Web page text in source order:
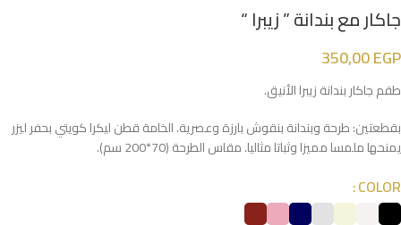
جاكار مع بندانة ” زيبرا “
350,00EGP
طقم جاكار بندانة زيبرا الأنيق.
بقطعتين: طرحة وبندانة بنقوش بارزة وعصرية. الخامة قطن ليكرا كويتي بحفر ليزر
يمنحها ملمسا مميزا وثباتا مثاليا. مقاس الطرحة (70*200 سم).
COLOR